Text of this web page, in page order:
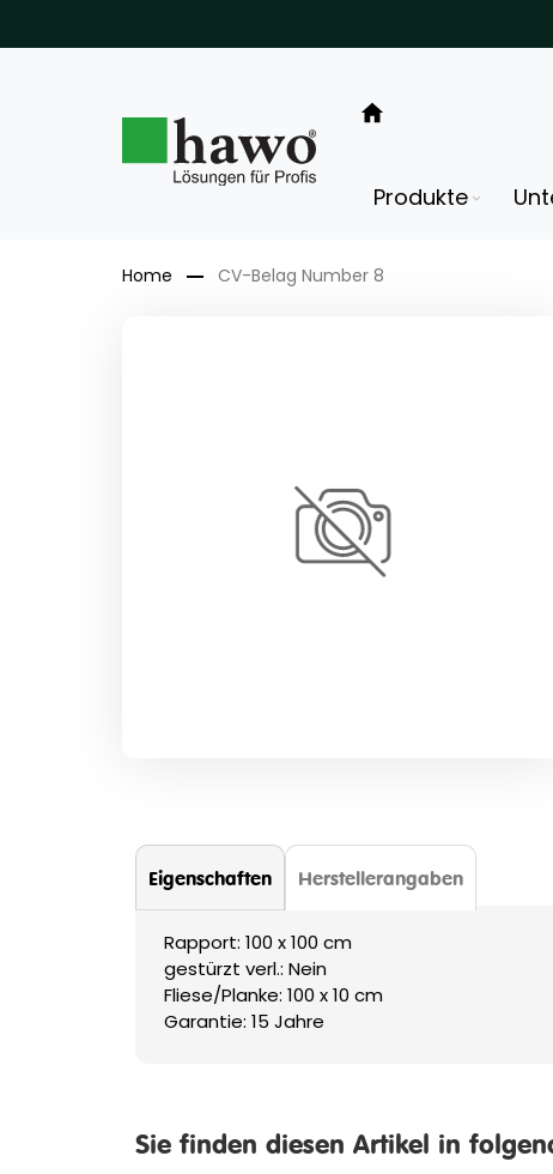
Inhalt
Produkte
Home CV-Belag Number 8
Bildergalerie
springen
Eigenschaften
Rapport: 100 x 100 cm
gestürzt verl.: Nein
Fliese/Planke: 100 x 10 cm
Garantie: 15 Jahre
Herstellerangaben
Sie finden diesen Artikel in